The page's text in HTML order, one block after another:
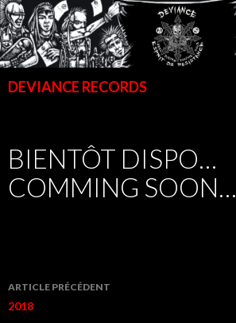
DEVIANCE RECORDS
PRINCIPAL
BIENTÔT DISPO…
COMMING SOON…
Navigation
de
ARTICLE PRÉCÉDENT
2018